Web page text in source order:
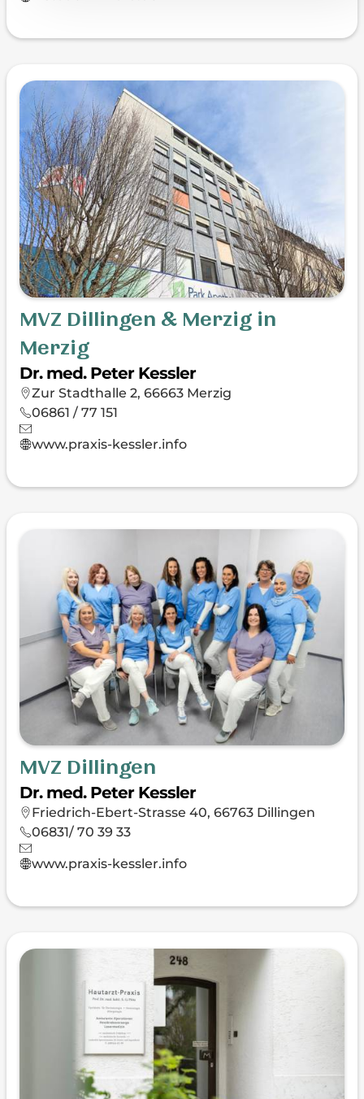
MVZ Dillingen & Merzig in
Merzig
Dr. med. Peter Kessler
Zur Stadthalle 2, 66663 Merzig
06861 / 77 151
www.praxis-kessler.info
MVZ Dillingen
Dr. med. Peter Kessler
Friedrich-Ebert-Strasse 40, 66763 Dillingen
06831/ 70 39 33
www.praxis-kessler.info